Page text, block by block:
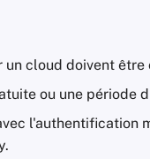
un cloud doivent
ou une période
l'authentification